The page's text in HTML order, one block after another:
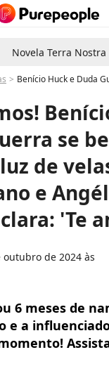
Novela Terra Nostra
Benício Huck e Duda Guerra celebram namoro com
se
de
e
'Te
de 2024 às
6 meses de
e a